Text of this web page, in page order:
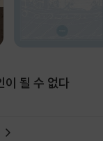
이 될 수 없다